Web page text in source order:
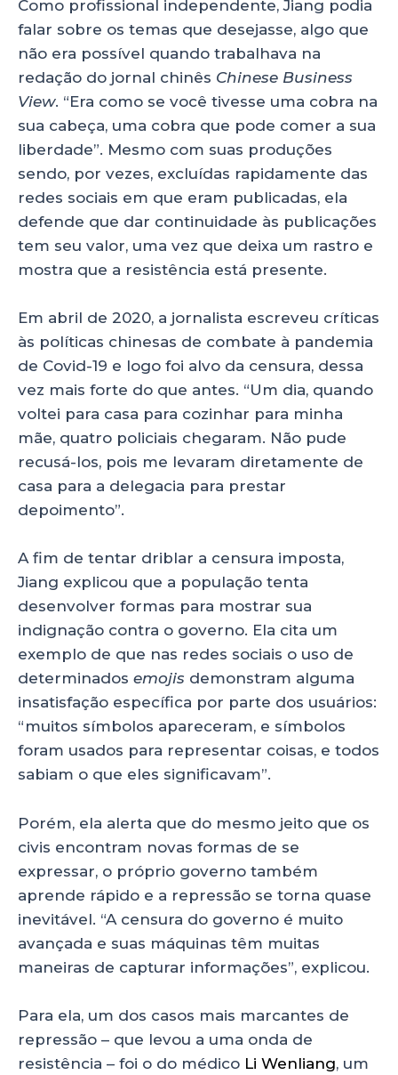
Como profissional independente, Jiang podia
falar sobre os temas que desejasse, algo que
não era possível quando trabalhava na
redação do jornal chinês Chinese Business
View. “Era como se você tivesse uma cobra na
sua cabeça, uma cobra que pode comer a sua
liberdade”. Mesmo com suas produções
sendo, por vezes, excluídas rapidamente das
redes sociais em que eram publicadas, ela
defende que dar continuidade às publicações
tem seu valor, uma vez que deixa um rastro e
mostra que a resistência está presente.
Em abril de 2020, a jornalista escreveu críticas
às políticas chinesas de combate à pandemia
de Covid-19 e logo foi alvo da censura, dessa
vez mais forte do que antes. “Um dia, quando
voltei para casa para cozinhar para minha
mãe, quatro policiais chegaram. Não pude
recusá-los, pois me levaram diretamente de
casa para a delegacia para prestar
depoimento”.
A fim de tentar driblar a censura imposta,
Jiang explicou que a população tenta
desenvolver formas para mostrar sua
indignação contra o governo. Ela cita um
exemplo de que nas redes sociais o uso de
determinados emojis demonstram alguma
insatisfação específica por parte dos usuários:
“muitos símbolos apareceram, e símbolos
foram usados ​​para representar coisas, e todos
sabiam o que eles significavam”.
Porém, ela alerta que do mesmo jeito que os
civis encontram novas formas de se
expressar, o próprio governo também
aprende rápido e a repressão se torna quase
inevitável. “A censura do governo é muito
avançada e suas máquinas têm muitas
maneiras de capturar informações”, explicou.
Para ela, um dos casos mais marcantes de
repressão – que levou a uma onda de
resistência – foi o do médico Li Wenliang, um